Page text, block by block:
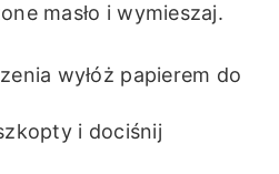
masło i wymieszaj.
wyłóż papierem do
i dociśnij